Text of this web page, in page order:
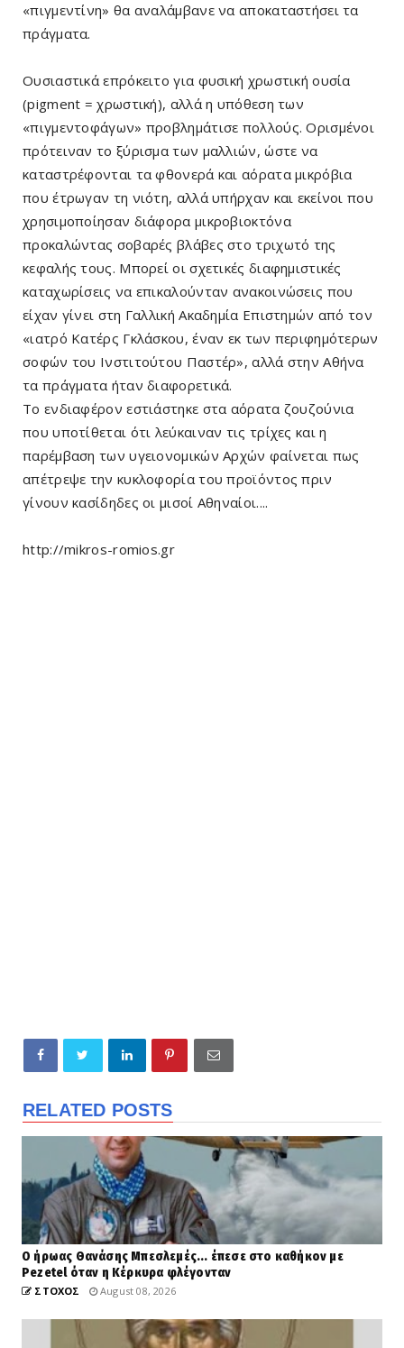
«πιγμεντίνη» θα αναλάμβανε να αποκαταστήσει τα
πράγματα.
Ουσιαστικά επρόκειτο για φυσική χρωστική ουσία
(pigment = χρωστική), αλλά η υπόθεση των
«πιγμεντοφάγων» προβλημάτισε πολλούς. Ορισμένοι
πρότειναν το ξύρισμα των μαλλιών, ώστε να
καταστρέφονται τα φθονερά και αόρατα μικρόβια
που έτρωγαν τη νιότη, αλλά υπήρχαν και εκείνοι που
χρησιμοποίησαν διάφορα μικροβιοκτόνα
προκαλώντας σοβαρές βλάβες στο τριχωτό της
κεφαλής τους. Μπορεί οι σχετικές διαφημιστικές
καταχωρίσεις να επικαλούνταν ανακοινώσεις που
είχαν γίνει στη Γαλλική Ακαδημία Επιστημών από τον
«ιατρό Κατέρς Γκλάσκου, έναν εκ των περιφημότερων
σοφών του Ινστιτούτου Παστέρ», αλλά στην Αθήνα
τα πράγματα ήταν διαφορετικά.
Το ενδιαφέρον εστιάστηκε στα αόρατα ζουζούνια
που υποτίθεται ότι λεύκαιναν τις τρίχες και η
παρέμβαση των υγειονομικών Αρχών φαίνεται πως
απέτρεψε την κυκλοφορία του προϊόντος πριν
γίνουν κασίδηδες οι μισοί Αθηναίοι....
http://mikros-romios.gr
RELATED POSTS
Ο ήρωας Θανάσης Μπεσλεμές... έπεσε στο καθήκον με
Pezetel όταν η Κέρκυρα φλέγονταν
ΣΤΟΧΟΣ August 08, 2026